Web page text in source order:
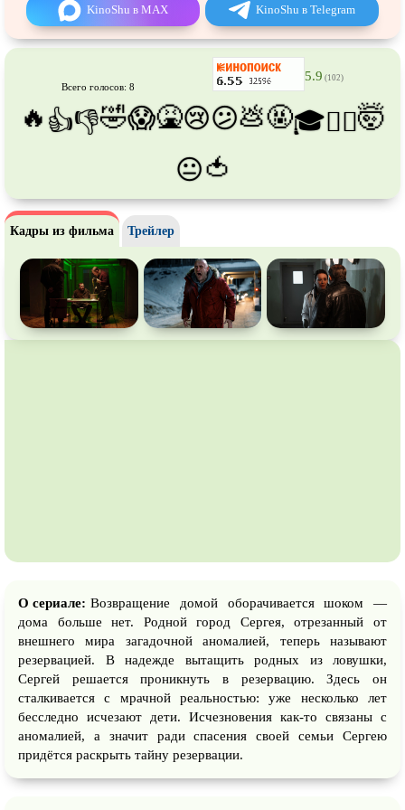
Про танки Про танцы
Про тюрьму Про футбол
Про хоккей и
фигурное
катание
Про шпионов
Про Юристов иАдвокатов
документальный Режиссёрская версия
Сверхспособности
Ситком Слэшер
Стимпанк
Турецкий сериал Чёрная комедия
Экранизация В ожидании
KinoShu в MAX KinoShu в Telegram
Всего голосов: 8
5.9 (102)
🔥 👍👎🤣😱🤮😢😕💩🤬🎓😵‍💫🤯
😐🍅
Кадры из фильма Трейлер
О сериале: Возвращение домой оборачивается шоком —
дома больше нет. Родной город Сергея, отрезанный от
внешнего мира загадочной аномалией, теперь называют
резервацией. В надежде вытащить родных из ловушки,
Сергей решается проникнуть в резервацию. Здесь он
сталкивается с мрачной реальностью: уже несколько лет
бесследно исчезают дети. Исчезновения как-то связаны с
аномалией, а значит ради спасения своей семьи Сергею
придётся раскрыть тайну резервации.